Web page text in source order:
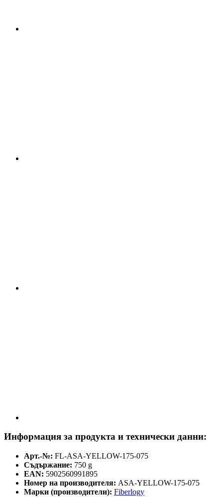
Информация за продукта и технически данни:
Арт.-№: FL-ASA-YELLOW-175-075
Съдържание: 750 g
EAN: 5902560991895
Номер на производителя: ASA-YELLOW-175-075
Марки (производители): Fiberlogy